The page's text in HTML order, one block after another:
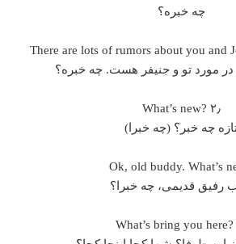
چه خبره؟
در مورد تو و جنیفر هست. چه خبره؟
۲٫ ?What’s new
چه خبر؟ (چه خبرا)
رفیق قدیمی، چه خبرا؟